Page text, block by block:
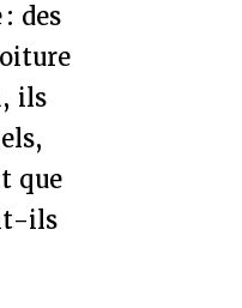
des
ils
que
ils